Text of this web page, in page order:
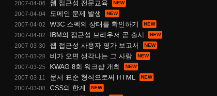
2007-04-06 웹 접근성 전문교육
2007-04-04 도메인 문제 발생
2007-04-02 W3C 스펙의 상태를 확인하기
2007-04-02 IBM의 접근성 브라우저 곧 출시
2007-03-30 웹 접근성 사용자 평가 보고서
2007-03-28 비가 오면 생각나는 그 사람
2007-03-25 KWAG 8회 워크샵 개최
2007-03-11 문서 표준 형식으로써 HTML
2007-03-08 CSS의 한계